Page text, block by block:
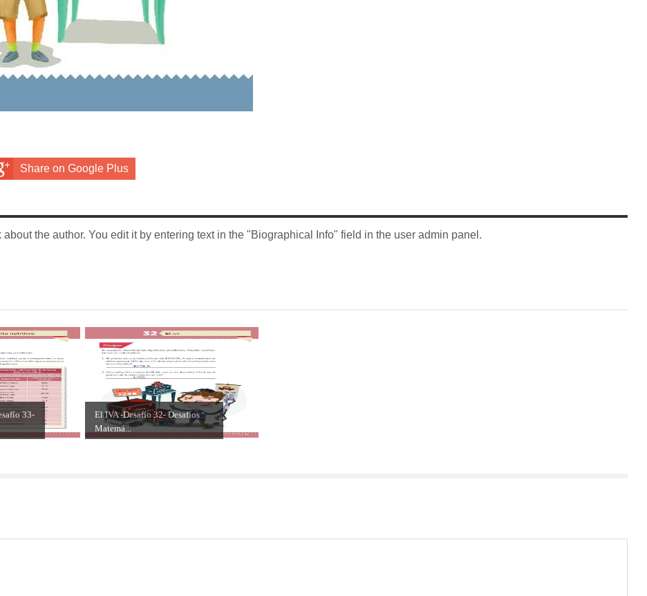
Share on Google Plus
the author. You edit it by entering text in the "Biographical Info" field in the user admin panel.
33-
El IVA -Desafío 32- Desafíos
Matemá...